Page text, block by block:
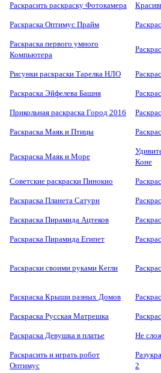
Раскрасить раскраску Фотокамера
Раскраска Оптимус Прайм
Раскраска первого умного
Компьютера
Рисунки раскраски Тарелка НЛО
Раскраска Эйфелева Башня
Прикольная раскраска Город 2016
Раскраска Маяк и Птицы
Раскраска Маяк и Море
Коне
Советские раскраски Пинокио
Раскраска Планета Сатурн
Раскраска Пирамида Ацтеков
Раскраска Пирамида Египет
Раскраски своими руками Кегли
Раскраска Крыши разных Домов
Раскраска Русская Матрешка
Раскраска Девушка в платье Не
Раскрасить и играть робот
Оптимус
2